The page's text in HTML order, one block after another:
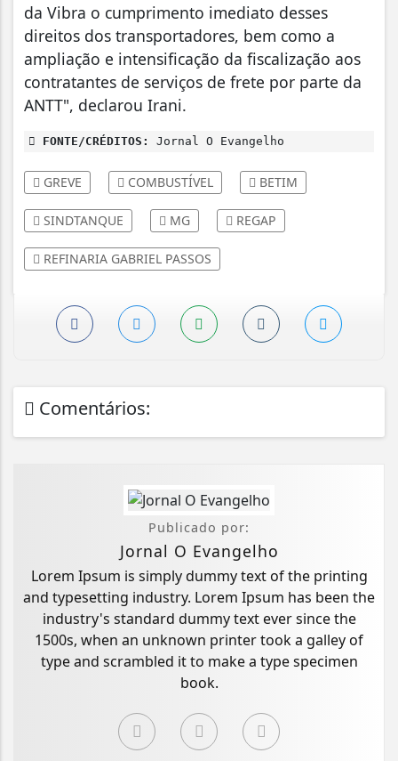
da Vibra o cumprimento imediato desses
direitos dos transportadores, bem como a
ampliação e intensificação da fiscalização aos
contratantes de serviços de frete por parte da
ANTT", declarou Irani.
FONTE/CRÉDITOS: Jornal O Evangelho
GREVE COMBUSTÍVEL BETIM
SINDTANQUE MG REGAP
REFINARIA GABRIEL PASSOS
Comentários:
Publicado por:
Jornal O Evangelho
Lorem Ipsum is simply dummy text of the printing
and typesetting industry. Lorem Ipsum has been the
industry's standard dummy text ever since the
1500s, when an unknown printer took a galley of
type and scrambled it to make a type specimen
book.